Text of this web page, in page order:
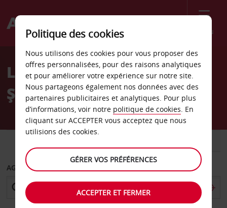
Menu
Welcome
AvisLocation de voiture
Şanlıurfa
AGENCE DE DÉPART
Politique des cookies
Nous utilisons des cookies pour vous proposer des
offres personnalisées, pour des raisons analytiques
et pour améliorer votre expérience sur notre site.
Nous partageons également nos données avec des
partenaires publicitaires et analytiques. Pour plus
d’informations, voir notre politique de cookies. En
cliquant sur ACCEPTER vous acceptez que nous
utilisions des cookies.
GÉRER VOS PRÉFÉRENCES
ACCEPTER ET FERMER